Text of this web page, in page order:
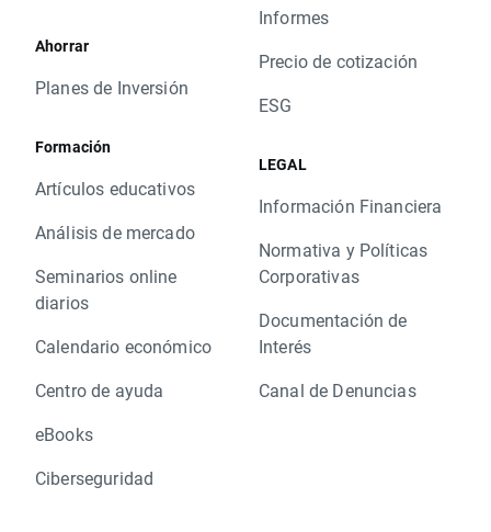
Ahorrar
Planes de Inversión
Formación
Artículos educativos
Análisis de mercado
Seminarios online
diarios
Calendario económico
Centro de ayuda
eBooks
Ciberseguridad
Informes
Precio de cotización
ESG
LEGAL
Información Financiera
Normativa y Políticas
Corporativas
Documentación de
Interés
Canal de Denuncias